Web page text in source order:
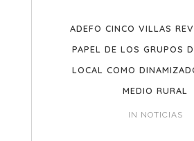
ADEFO CINCO VILLAS
PAPEL DE LOS GRUPOS
LOCAL COMO
MEDIO RURAL
IN NOTICIAS